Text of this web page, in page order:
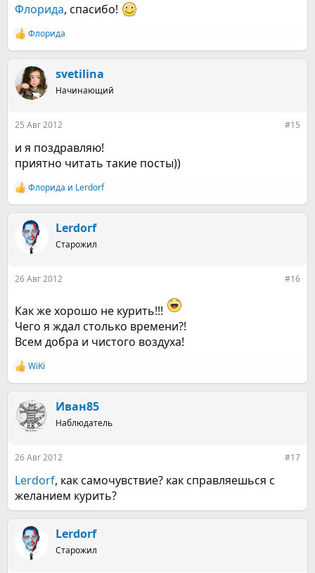
Флорида, спасибо!
Р
е
ц
и
Флорида
svetilina
Начинающий
25 Авг 2012 #15
и я поздравляю!
приятно читать такие посты))
Р
е
Флорида и Lerdorf
Lerdorf
Старожил
26 Авг 2012 #16
Как же хорошо не курить!!!
Чего я ждал столько времени?!
Всем добра и чистого воздуха!
Р
е
ц
и
WiKi
Иван85
Наблюдатель
26 Авг 2012 #17
Lerdorf, как самочувствие? как справляешься с
желанием курить?
Lerdorf
Старожил